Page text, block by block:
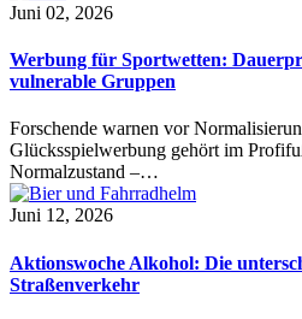
Juni 02, 2026
Werbung für Sportwetten:
vulnerable Gruppen
Forschende warnen vor
Glücksspielwerbung gehört im
Normalzustand –…
Juni 12, 2026
Aktionswoche Alkohol: Die
Straßenverkehr